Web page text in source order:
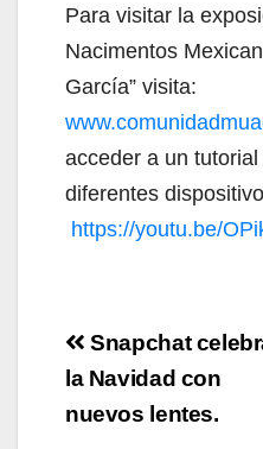
Para visitar la
Nacimentos
García” visita:
acceder a un
diferentes
https://youtu.be/
Navegación
de
entradas
Snapchat
la Navidad con
nuevos lentes.